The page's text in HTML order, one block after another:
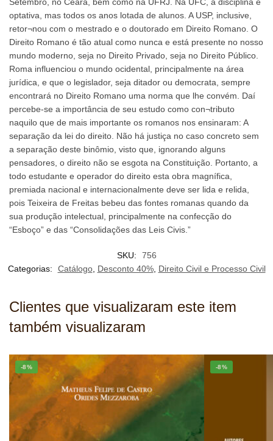
optativa, mas todos os anos lotada de alunos. A USP, inclusive,
retor¬nou com o mestrado e o doutorado em Direito Romano. O
Direito Romano é tão atual como nunca e está presente no nosso
mundo moderno, seja no Direito Privado, seja no Direito Público.
Roma influenciou o mundo ocidental, principalmente na área
jurídica, e que o legislador, seja ditador ou democrata, sempre
encontrará no Direito Romano uma norma que lhe convém. Daí
percebe-se a importância de seu estudo como con¬tributo
naquilo que de mais importante os romanos nos ensinaram: A
separação da lei do direito. Não há justiça no caso concreto sem
a separação deste binômio, visto que, ignorando alguns
pensadores, o direito não se esgota na Constituição. Portanto, a
todo estudante e operador do direito esta obra magnífica,
premiada nacional e internacionalmente deve ser lida e relida,
pois Teixeira de Freitas bebeu das fontes romanas quando da
sua produção intelectual, principalmente na confecção do
“Esboço” e das “Consolidações das Leis Civis.”
SKU:
756
Categorias:
Catálogo, Desconto 40%, Direito Civil e Processo Civil
Clientes que visualizaram este item
também visualizaram
-8% -8%